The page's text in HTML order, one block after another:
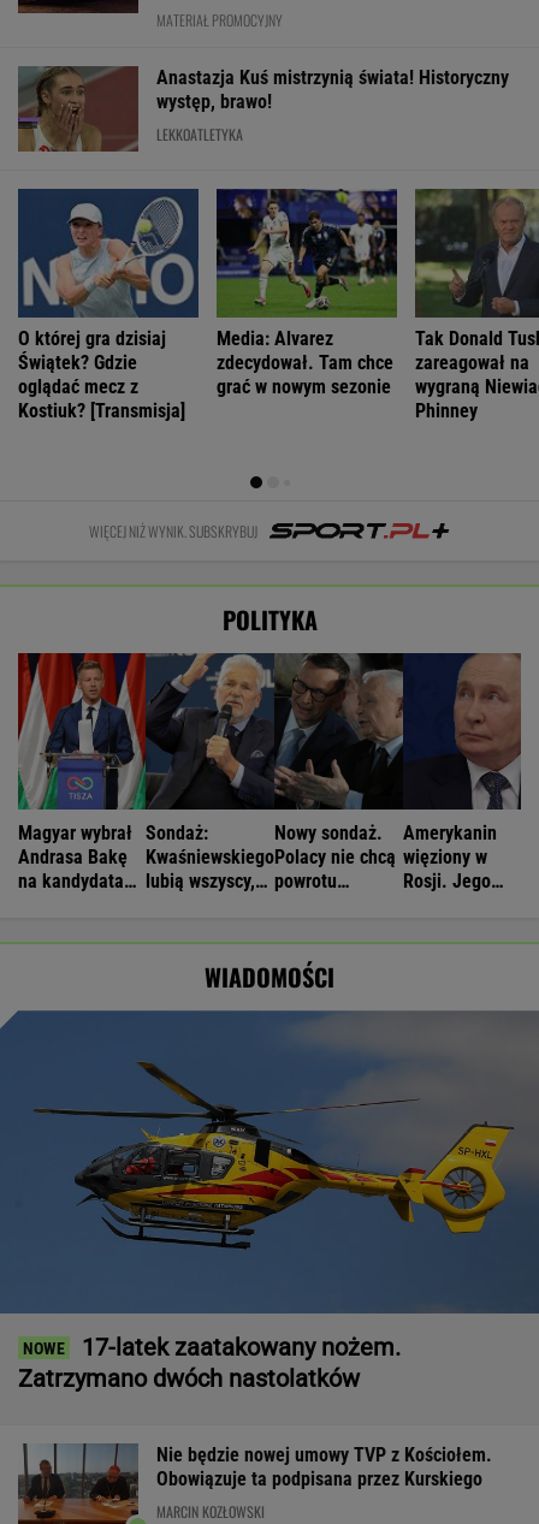
MATERIAŁ PROMOCYJNY
Anastazja Kuś mistrzynią świata! Historyczny
występ, brawo!
LEKKOATLETYKA
O której gra dzisiaj
Świątek? Gdzie
oglądać mecz z
Kostiuk? [Transmisja]
Media: Alvarez
zdecydował. Tam chce
grać w nowym sezonie
Tak Donald
zareagował na
wygraną
Phinney
WIĘCEJ NIŻ WYNIK. SUBSKRYBUJ
POLITYKA
Magyar wybrał
Andrasa Bakę
na kandydata
Sondaż:
Kwaśniewskiego
lubią wszyscy,
Nowy sondaż.
Polacy nie chcą
powrotu
Amerykanin
więziony w
Rosji. Jego
WIADOMOŚCI
17-latek zaatakowany nożem.
Zatrzymano dwóch nastolatków
Nie będzie nowej umowy TVP z Kościołem.
Obowiązuje ta podpisana przez Kurskiego
MARCIN KOZŁOWSKI